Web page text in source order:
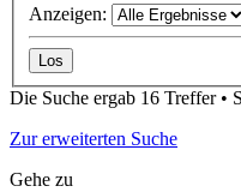
Anzeigen:
Die Suche ergab 16 Treffer •
Zur erweiterten Suche
Gehe zu